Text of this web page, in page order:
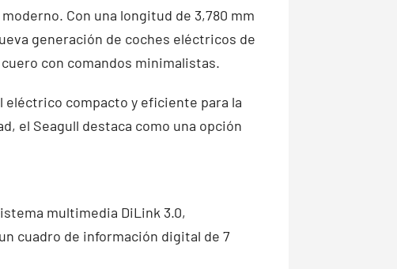
Con una longitud de 3,780 mm
generación de coches eléctricos de
con comandos minimalistas.
eléctrico compacto y eficiente para la
el Seagull destaca como una opción
multimedia DiLink 3.0,
cuadro de información digital de 7